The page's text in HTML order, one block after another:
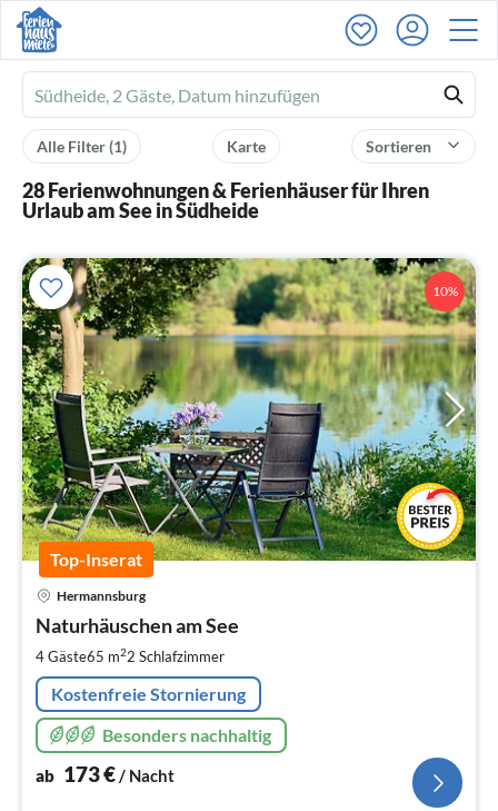
Ferienhausmiete
logo
Sortieren
Karte
Alle Filter(1)
28 Ferienwohnungen & Ferienhäuser für Ihren
Urlaub am See in Südheide
10%
Top-Inserat
Hermannsburg
Naturhäuschen am See
4 Gäste65 m22 Schlafzimmer
Kostenfreie Stornierung
Besonders nachhaltig
ab 173€/ Nacht